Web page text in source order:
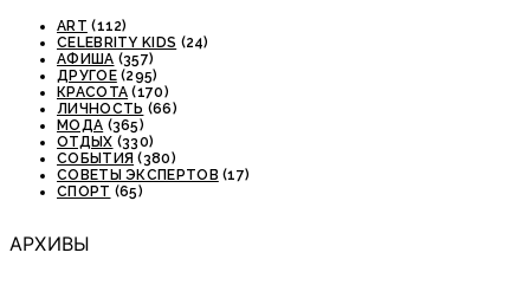
ART (112)
CELEBRITY KIDS (24)
АФИША (357)
ДРУГОЕ(295)
КРАСОТА (170)
ЛИЧНОСТЬ (66)
МОДА (365)
ОТДЫХ (330)
СОБЫТИЯ (380)
СОВЕТЫ ЭКСПЕРТОВ (17)
СПОРТ (65)
АРХИВЫ